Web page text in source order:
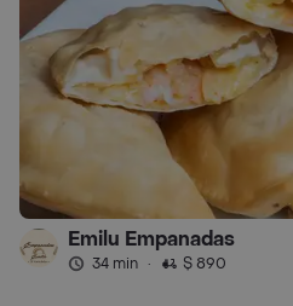
Emilu Empanadas
34 min · $ 890